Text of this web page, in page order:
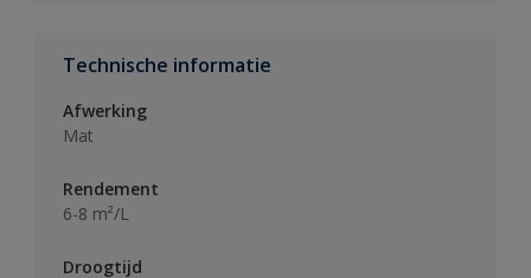
Technische informatie
Afwerking
Mat
Rendement
6-8 m²/L
Droogtijd